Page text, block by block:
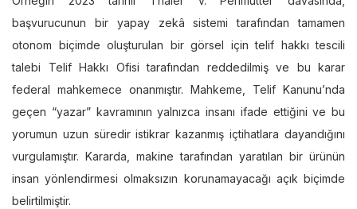
başvurucunun bir yapay zekâ sistemi tarafından tamamen
otonom biçimde oluşturulan bir görsel için telif hakkı tescili
talebi Telif Hakkı Ofisi tarafından reddedilmiş ve bu karar
federal mahkemece onanmıştır. Mahkeme, Telif Kanunu’nda
geçen “yazar” kavramının yalnızca insanı ifade ettiğini ve bu
yorumun uzun süredir istikrar kazanmış içtihatlara dayandığını
vurgulamıştır. Kararda, makine tarafından yaratılan bir ürünün
insan yönlendirmesi olmaksızın korunamayacağı açık biçimde
belirtilmiştir.